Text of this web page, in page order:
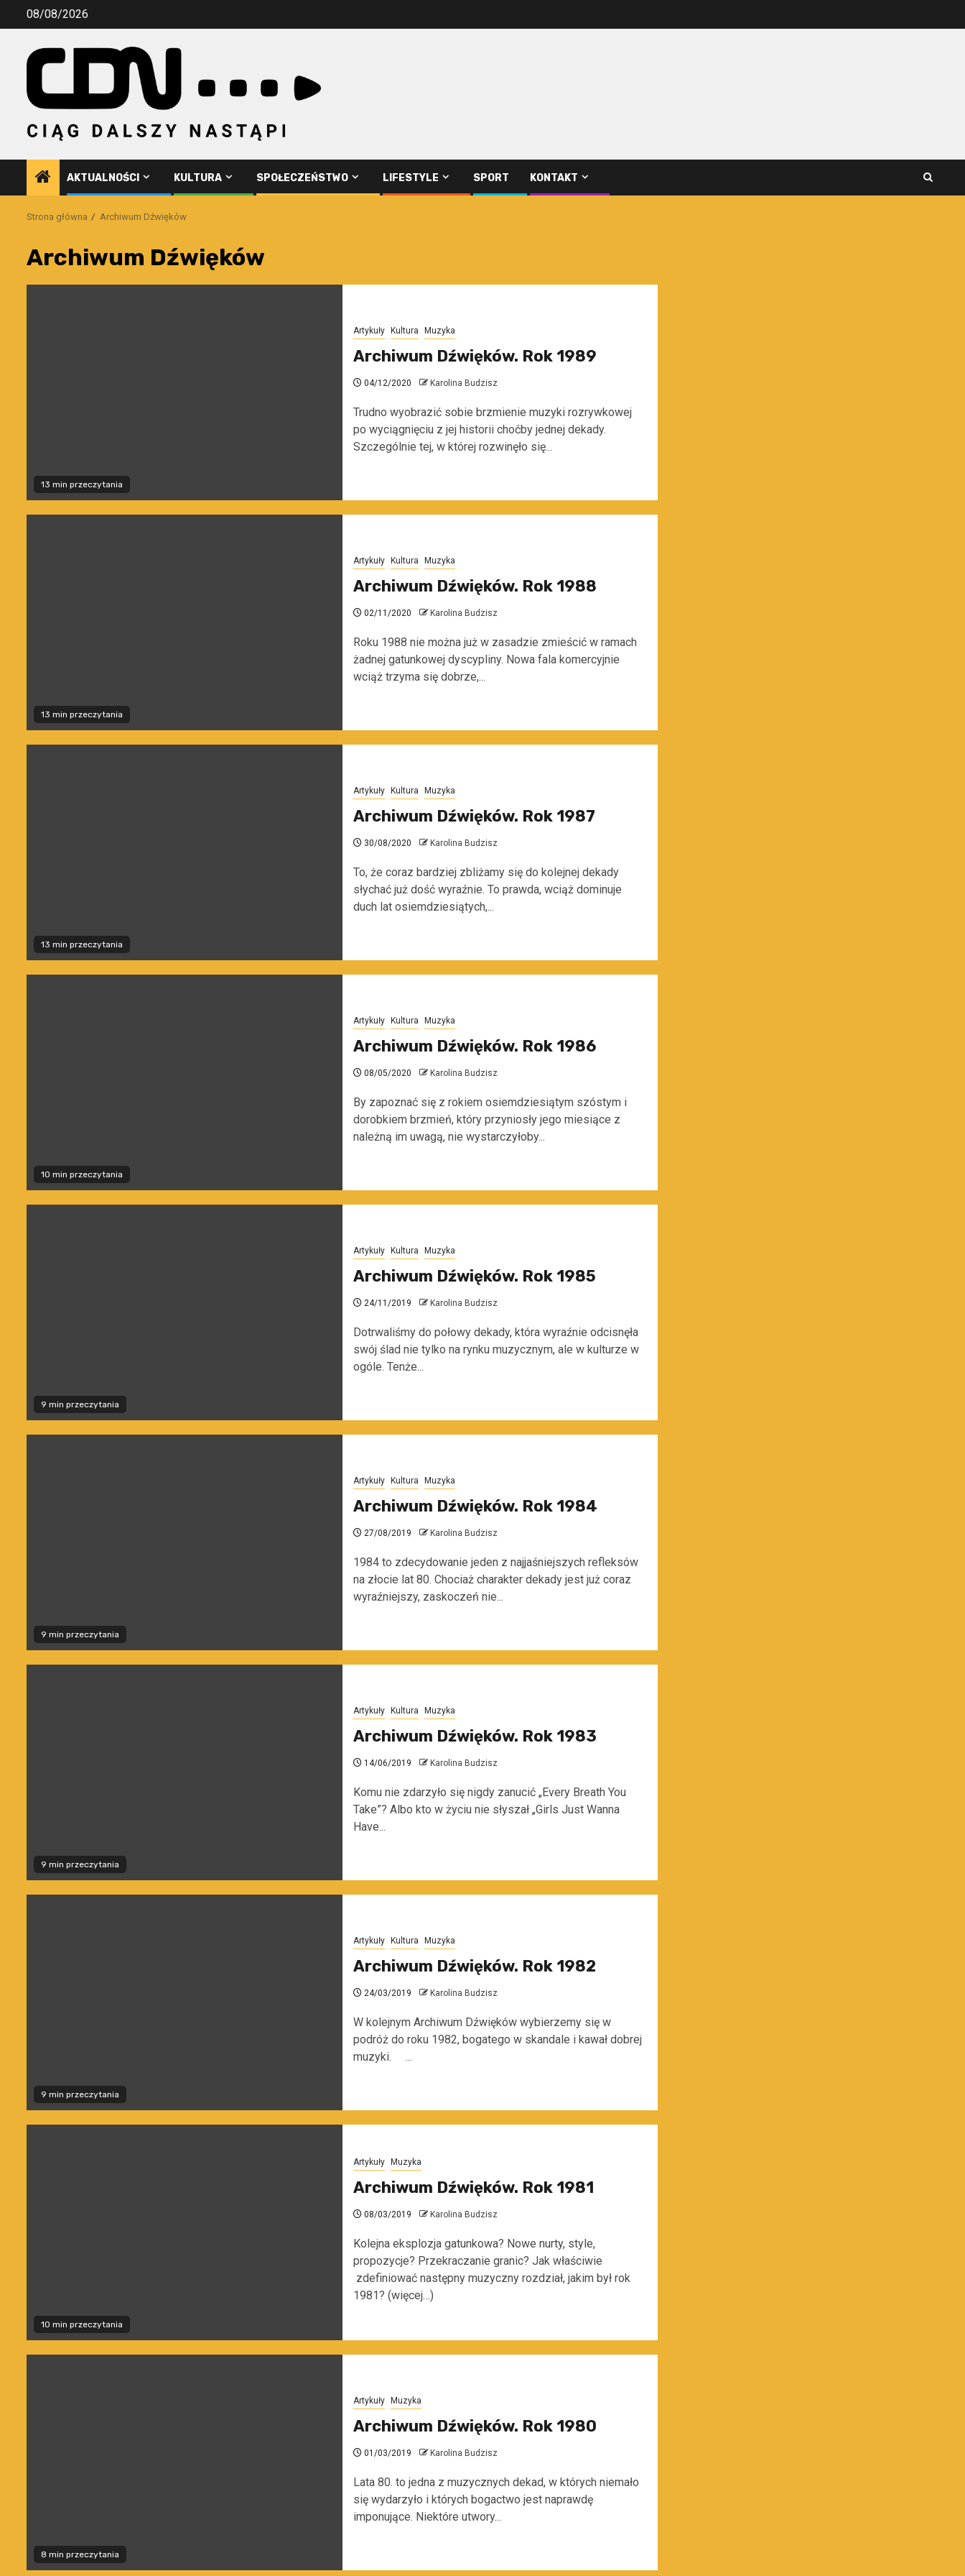
Przejdź08/08/2026
AKTUALNOŚCI KULTURA SPOŁECZEŃSTWO LIFESTYLE SPORT KONTAKT
Strona główna Archiwum Dźwięków
Archiwum Dźwięków
13 min przeczytania
Artykuły Kultura Muzyka
Archiwum Dźwięków. Rok 1989
04/12/2020 Karolina Budzisz
Trudno wyobrazić sobie brzmienie muzyki rozrywkowej
po wyciągnięciu z jej historii choćby jednej dekady.
Szczególnie tej, w której rozwinęło się...
13 min przeczytania
Artykuły Kultura Muzyka
Archiwum Dźwięków. Rok 1988
02/11/2020 Karolina Budzisz
Roku 1988 nie można już w zasadzie zmieścić w ramach
żadnej gatunkowej dyscypliny. Nowa fala komercyjnie
wciąż trzyma się dobrze,...
13 min przeczytania
Artykuły Kultura Muzyka
Archiwum Dźwięków. Rok 1987
30/08/2020 Karolina Budzisz
To, że coraz bardziej zbliżamy się do kolejnej dekady
słychać już dość wyraźnie. To prawda, wciąż dominuje
duch lat osiemdziesiątych,...
10 min przeczytania
Artykuły Kultura Muzyka
Archiwum Dźwięków. Rok 1986
08/05/2020 Karolina Budzisz
By zapoznać się z rokiem osiemdziesiątym szóstym i
dorobkiem brzmień, który przyniosły jego miesiące z
należną im uwagą, nie wystarczyłoby...
9 min przeczytania
Artykuły Kultura Muzyka
Archiwum Dźwięków. Rok 1985
24/11/2019 Karolina Budzisz
Dotrwaliśmy do połowy dekady, która wyraźnie odcisnęła
swój ślad nie tylko na rynku muzycznym, ale w kulturze w
ogóle. Tenże...
9 min przeczytania
Artykuły Kultura Muzyka
Archiwum Dźwięków. Rok 1984
27/08/2019 Karolina Budzisz
1984 to zdecydowanie jeden z najjaśniejszych refleksów
na złocie lat 80. Chociaż charakter dekady jest już coraz
wyraźniejszy, zaskoczeń nie...
9 min przeczytania
Artykuły Kultura Muzyka
Archiwum Dźwięków. Rok 1983
14/06/2019 Karolina Budzisz
Komu nie zdarzyło się nigdy zanucić „Every Breath You
Take”? Albo kto w życiu nie słyszał „Girls Just Wanna
Have...
9 min przeczytania
Artykuły Kultura Muzyka
Archiwum Dźwięków. Rok 1982
24/03/2019 Karolina Budzisz
W kolejnym Archiwum Dźwięków wybierzemy się w
podróż do roku 1982, bogatego w skandale i kawał dobrej
muzyki. ...
10 min przeczytania
Artykuły Muzyka
Archiwum Dźwięków. Rok 1981
08/03/2019 Karolina Budzisz
Kolejna eksplozja gatunkowa? Nowe nurty, style,
propozycje? Przekraczanie granic? Jak właściwie
zdefiniować następny muzyczny rozdział, jakim był rok
1981? (więcej…)
8 min przeczytania
Artykuły Muzyka
Archiwum Dźwięków. Rok 1980
01/03/2019 Karolina Budzisz
Lata 80. to jedna z muzycznych dekad, w których niemało
się wydarzyło i których bogactwo jest naprawdę
imponujące. Niektóre utwory...